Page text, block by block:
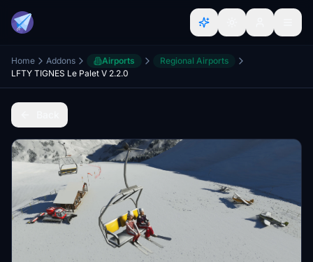
Home Addons Airports
Regional Airports
LFTY TIGNES Le Palet V 2.2.0